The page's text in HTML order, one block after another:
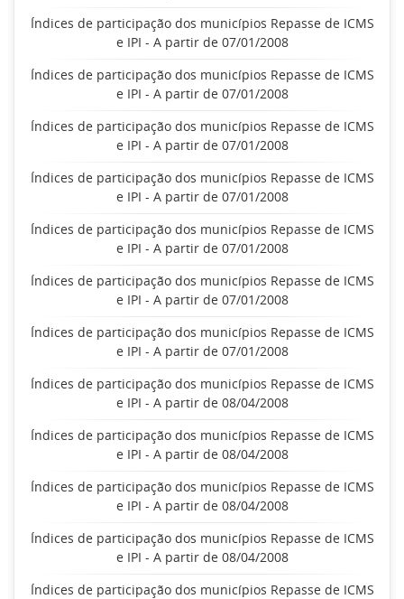
Índices de participação dos municípios Repasse de ICMS
e IPI - A partir de 07/01/2008
Índices de participação dos municípios Repasse de ICMS
e IPI - A partir de 07/01/2008
Índices de participação dos municípios Repasse de ICMS
e IPI - A partir de 07/01/2008
Índices de participação dos municípios Repasse de ICMS
e IPI - A partir de 07/01/2008
Índices de participação dos municípios Repasse de ICMS
e IPI - A partir de 07/01/2008
Índices de participação dos municípios Repasse de ICMS
e IPI - A partir de 07/01/2008
Índices de participação dos municípios Repasse de ICMS
e IPI - A partir de 07/01/2008
Índices de participação dos municípios Repasse de ICMS
e IPI - A partir de 08/04/2008
Índices de participação dos municípios Repasse de ICMS
e IPI - A partir de 08/04/2008
Índices de participação dos municípios Repasse de ICMS
e IPI - A partir de 08/04/2008
Índices de participação dos municípios Repasse de ICMS
e IPI - A partir de 08/04/2008
Índices de participação dos municípios Repasse de ICMS